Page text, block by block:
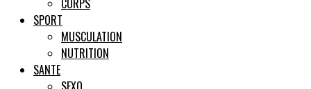
Male
CORPS
SPORT
MUSCULATION
NUTRITION
SANTE